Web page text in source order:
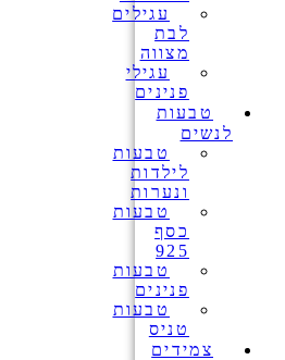
עגילים
לבת
מצווה
עגילי
פנינים
טבעות
לנשים
טבעות
לילדות
ונערות
טבעות
כסף
925
טבעות
פנינים
טבעות
טניס
צמידים